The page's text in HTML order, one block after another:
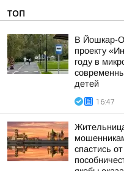
ТОП
В Йошкар-
проекту
году в
детей
16:47
спастись